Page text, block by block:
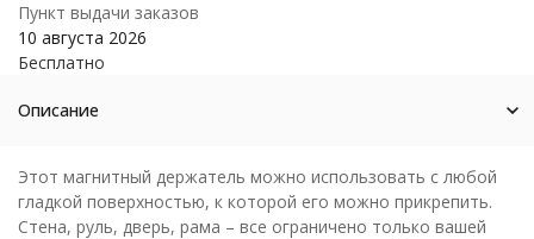
Пункт выдачи заказов
10 августа 2026
Бесплатно
Описание
Этот магнитный держатель можно использовать с любой
гладкой поверхностью, к которой его можно прикрепить.
Стена, руль, дверь, рама – все ограничено только вашей